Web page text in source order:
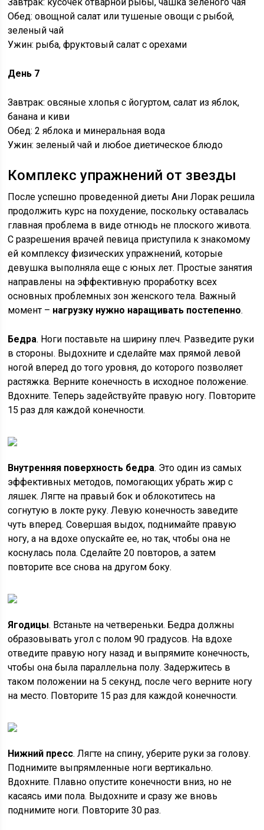
Обед: овощной салат или тушеные овощи с рыбой,
зеленый чай
Ужин: рыба, фруктовый салат с орехами
День 7
Завтрак: овсяные хлопья с йогуртом, салат из яблок,
банана и киви
Обед: 2 яблока и минеральная вода
Ужин: зеленый чай и любое диетическое блюдо
Комплекс упражнений от звезды
После успешно проведенной диеты Ани Лорак решила
продолжить курс на похудение, поскольку оставалась
главная проблема в виде отнюдь не плоского живота.
С разрешения врачей певица приступила к знакомому
ей комплексу физических упражнений, которые
девушка выполняла еще с юных лет. Простые занятия
направлены на эффективную проработку всех
основных проблемных зон женского тела. Важный
момент – нагрузку нужно наращивать постепенно.
Бедра. Ноги поставьте на ширину плеч. Разведите руки
в стороны. Выдохните и сделайте мах прямой левой
ногой вперед до того уровня, до которого позволяет
растяжка. Верните конечность в исходное положение.
Вдохните. Теперь задействуйте правую ногу. Повторите
15 раз для каждой конечности.
Внутренняя поверхность бедра. Это один из самых
эффективных методов, помогающих убрать жир с
ляшек. Лягте на правый бок и облокотитесь на
согнутую в локте руку. Левую конечность заведите
чуть вперед. Совершая выдох, поднимайте правую
ногу, а на вдохе опускайте ее, но так, чтобы она не
коснулась пола. Сделайте 20 повторов, а затем
повторите все снова на другом боку.
Ягодицы. Встаньте на четвереньки. Бедра должны
образовывать угол с полом 90 градусов. На вдохе
отведите правую ногу назад и выпрямите конечность,
чтобы она была параллельна полу. Задержитесь в
таком положении на 5 секунд, после чего верните ногу
на место. Повторите 15 раз для каждой конечности.
Нижний пресс. Лягте на спину, уберите руки за голову.
Поднимите выпрямленные ноги вертикально.
Вдохните. Плавно опустите конечности вниз, но не
касаясь ими пола. Выдохните и сразу же вновь
поднимите ноги. Повторите 30 раз.